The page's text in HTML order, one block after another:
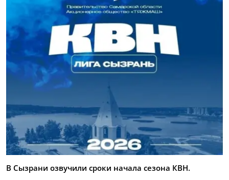
В Сызрани озвучили сроки начала сезона КВН.